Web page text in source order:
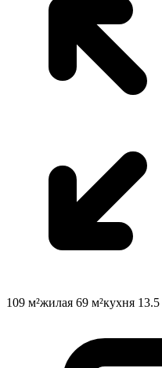
109 м²жилая 69 м²кухня 13.5